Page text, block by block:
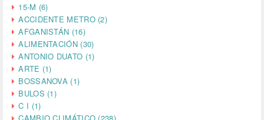
15-M (6)
ACCIDENTE METRO (2)
AFGANISTÁN (16)
ALIMENTACIÓN (30)
ANTONIO DUATO (1)
ARTE (1)
BOSSANOVA (1)
BULOS (1)
C I (1)